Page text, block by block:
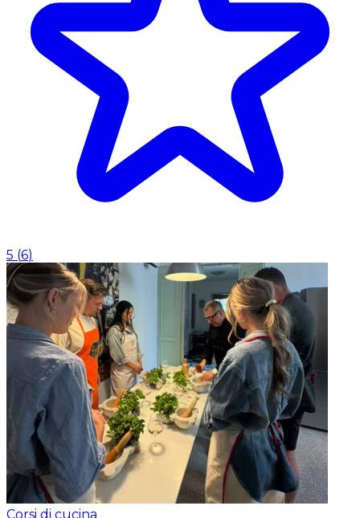
5 (6)
Corsi di cucina